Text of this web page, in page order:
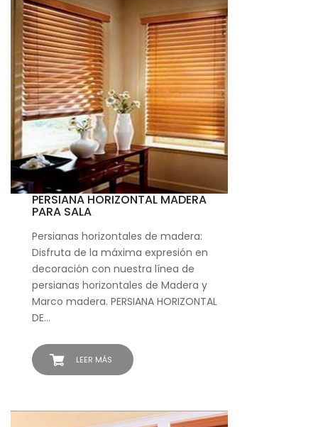
LEER MÁS
PERSIANA HORIZONTAL MADERA
PARA SALA
Persianas horizontales de madera:
Disfruta de la máxima expresión en
decoración con nuestra línea de
persianas horizontales de Madera y
Marco madera. PERSIANA HORIZONTAL
DE…